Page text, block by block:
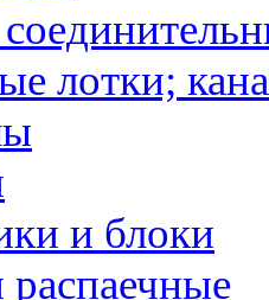
лотки;
и блоки